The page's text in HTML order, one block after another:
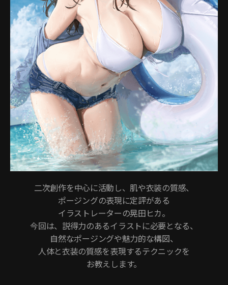
二次創作を中心に活動し、肌や衣装の質感、
ポージングの表現に定評がある
イラストレーターの晃田ヒカ。
今回は、説得力のあるイラストに必要となる、
自然なポージングや魅力的な構図、
人体と衣装の質感を表現するテクニックを
お教えします。